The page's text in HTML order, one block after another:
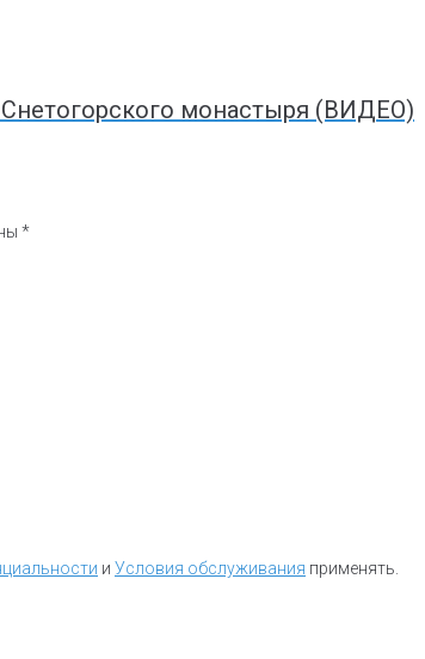
Снетогорского монастыря (ВИДЕО)
*
и Условия обслуживания применять.